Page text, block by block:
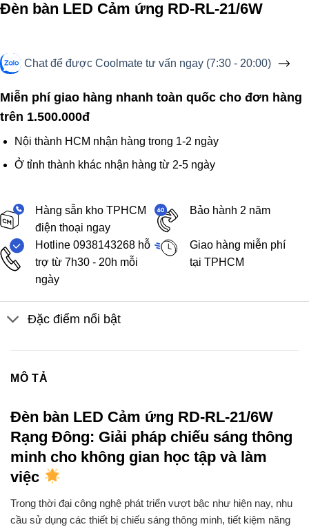
Đèn bàn LED Cảm ứng RD-RL-21/6W
Chat để được Coolmate tư vấn ngay (7:30 - 20:00)
Miễn phí giao hàng nhanh toàn quốc cho đơn hàng
trên 1.500.000đ
Nội thành HCM nhận hàng trong 1-2 ngày
Ở tỉnh thành khác nhận hàng từ 2-5 ngày
Hàng sẵn kho TPHCM
điện thoại ngay
Bảo hành 2 năm
Hotline 0938143268 hỗ
trợ từ 7h30 - 20h mỗi
ngày
Giao hàng miễn phí
tại TPHCM
Đặc điểm nổi bật
MÔ TẢ
Đèn bàn LED Cảm ứng RD-RL-21/6W
Rạng Đông: Giải pháp chiếu sáng thông
minh cho không gian học tập và làm
việc
Trong thời đại công nghệ phát triển vượt bậc như hiện nay, nhu
cầu sử dụng các thiết bị chiếu sáng thông minh, tiết kiệm năng